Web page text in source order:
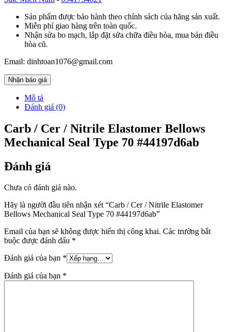
Sản phẩm được bảo hành theo chính sách của hãng sản xuất.
Miễn phí giao hàng trên toàn quốc.
Nhận sửa bo mạch, lắp đặt sửa chữa điều hòa, mua bán điều
hòa cũ.
Email: dinhtoan1076@gmail.com
Nhận báo giá
Mô tả
Đánh giá (0)
Carb / Cer / Nitrile Elastomer Bellows
Mechanical Seal Type 70 #44197d6ab
Đánh giá
Chưa có đánh giá nào.
Hãy là người đầu tiên nhận xét “Carb / Cer / Nitrile Elastomer
Bellows Mechanical Seal Type 70 #44197d6ab”
Email của bạn sẽ không được hiển thị công khai. Các trường bắt
buộc được đánh dấu *
Đánh giá của bạn *
Đánh giá của bạn *